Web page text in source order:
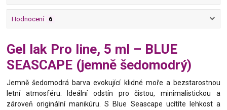
Hodnocení 6
Gel lak Pro line, 5 ml – BLUE
SEASCAPE (jemně šedomodrý)
Jemně šedomodrá barva evokující klidné moře a bezstarostnou
letní atmosféru. Ideální odstín pro čistou, minimalistickou a
zároveň originální manikúru. S Blue Seascape ucítíte lehkost a